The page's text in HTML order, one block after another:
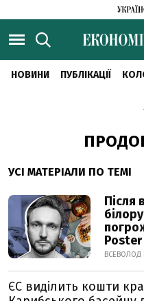
НОВИНИ ПУБЛІКАЦІЇ
УСІ МАТЕРІАЛИ ПО ТЕМІ
Після
Poster
ВСЕВОЛОД
ЄС виділить кошти